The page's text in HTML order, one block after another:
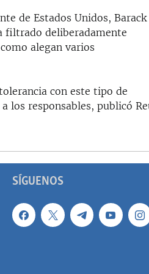
de Estados Unidos, Barack
filtrado deliberadamente
alegan varios
con este tipo de
los responsables, publicó
SÍGUENOS